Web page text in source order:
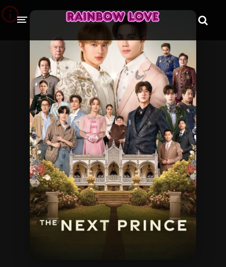
CINE SUNTEM?
BLOG
ÎN LUCRU
PROIECTE
TRADUSE COMPLET GL (Girls' Love)
ANIME FILME
EMISIUNI
COLECȚII LGBTQ
BL Thailanda BL Coreea de Sud